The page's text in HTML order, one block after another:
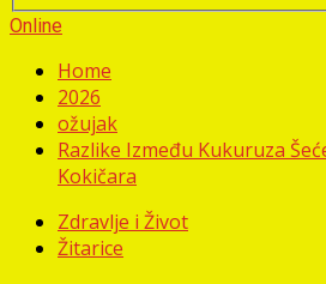
Online
Home
2026
ožujak
Razlike Između Kukuruza
Kokičara
Zdravlje i Život
Žitarice